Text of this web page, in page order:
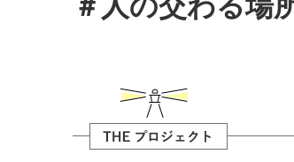
＃人の交わる場